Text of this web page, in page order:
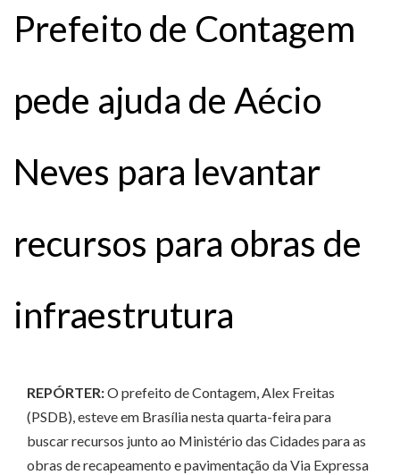
Prefeito de Contagem
pede ajuda de Aécio
Neves para levantar
recursos para obras de
infraestrutura
REPÓRTER:O prefeito de Contagem, Alex Freitas
(PSDB), esteve em Brasília nesta quarta-feira para
buscar recursos junto ao Ministério das Cidades para as
obras de recapeamento e pavimentação da Via Expressa